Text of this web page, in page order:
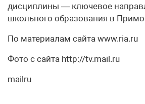
дисциплины — ключевое
школьного образования в
По материалам сайта www.ria.ru
Фото с сайта http://tv.mail.ru
mailru